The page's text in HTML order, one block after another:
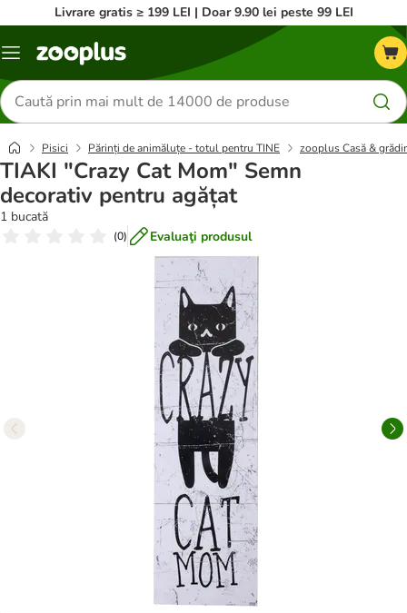
Livrare gratis ≥ 199 LEI | Doar 9.90 lei peste 99 LEI
Categorii
Căutare
produse
Pisici Părinți de animăluțe - totul pentru TINE zooplus Casă &
TIAKI "Crazy Cat Mom" Semn
decorativ pentru agățat
1 bucată
(0) Evaluaţi produsul